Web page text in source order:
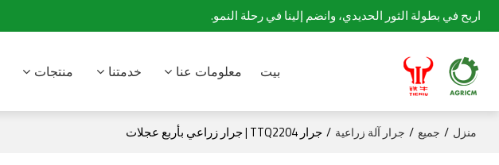
اربح في بطولة الثور الحديدي، وانضم إلينا في رحلة النمو.
بيت معلومات عنا خدمتنا منتجات
منزل / جميع / جرار آلة زراعية / جرار TTQ2204 | جرار زراعي بأربع عجلات